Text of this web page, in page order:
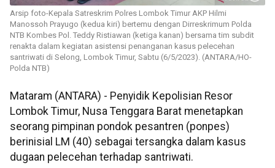
Arsip foto-Kepala Satreskrim Polres Lombok Timur AKP Hilmi
Manossoh Prayugo (kedua kiri) bertemu dengan Dirreskrimum Polda
NTB Kombes Pol. Teddy Ristiawan (ketiga kanan) bersama tim subdit
renakta dalam kegiatan asistensi penanganan kasus pelecehan
santriwati di Selong, Lombok Timur, Sabtu (6/5/2023). (ANTARA/HO-
Polda NTB)
Mataram (ANTARA) - Penyidik Kepolisian Resor
Lombok Timur, Nusa Tenggara Barat menetapkan
seorang pimpinan pondok pesantren (ponpes)
berinisial LM (40) sebagai tersangka dalam kasus
dugaan pelecehan terhadap santriwati.